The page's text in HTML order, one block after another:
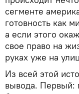
сегменте
готовность как
а если этого
свое право на
руках уже на
Из всей этой
вывода. Первый: